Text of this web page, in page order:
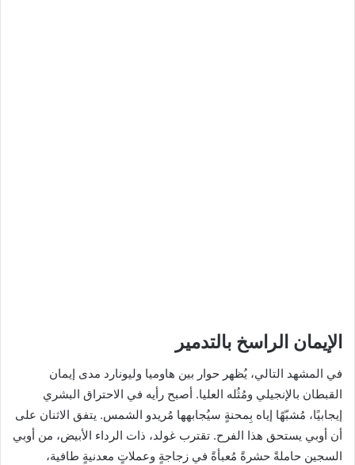
الإيمان الراسخ بالتدمير
في المشهد التالي، يُظهر حوار بين هاوميا وليونارد مدى إيمان
القبطان بالإنجيلي ومُثُله العليا. أصبح رأيه في الاحتراق البشري
إيجابيًا، مُشبّهًا إياه بِمحنةٍ سيُجابهها مُريدو الشمس. يتفق الاثنان على
أن أوبي يستحق هذا الفرح. تقترب غولد، ذات الرداء الأبيض، من أوبي
السجين حاملةً حشرةً مُعبأةً في زجاجةٍ وعملاتٍ معدنيةٍ طافية،